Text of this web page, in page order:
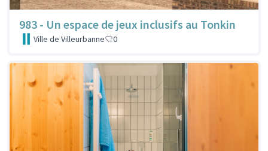
983 - Un espace de jeux inclusifs au Tonkin
Ville de Villeurbanne 0